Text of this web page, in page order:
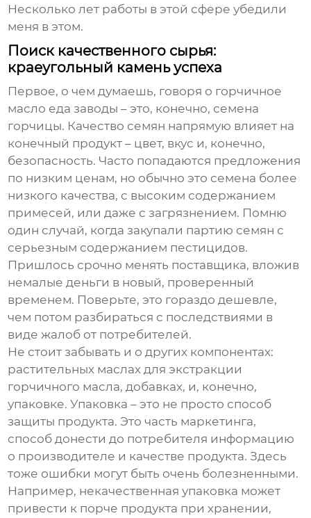
Несколько лет работы в этой сфере убедили
меня в этом.
Поиск качественного сырья:
краеугольный камень успеха
Первое, о чем думаешь, говоря о горчичное
масло еда заводы – это, конечно, семена
горчицы. Качество семян напрямую влияет на
конечный продукт – цвет, вкус и, конечно,
безопасность. Часто попадаются предложения
по низким ценам, но обычно это семена более
низкого качества, с высоким содержанием
примесей, или даже с загрязнением. Помню
один случай, когда закупали партию семян с
серьезным содержанием пестицидов.
Пришлось срочно менять поставщика, вложив
немалые деньги в новый, проверенный
временем. Поверьте, это гораздо дешевле,
чем потом разбираться с последствиями в
виде жалоб от потребителей.
Не стоит забывать и о других компонентах:
растительных маслах для экстракции
горчичного масла, добавках, и, конечно,
упаковке. Упаковка – это не просто способ
защиты продукта. Это часть маркетинга,
способ донести до потребителя информацию
о производителе и качестве продукта. Здесь
тоже ошибки могут быть очень болезненными.
Например, некачественная упаковка может
привести к порче продукта при хранении,